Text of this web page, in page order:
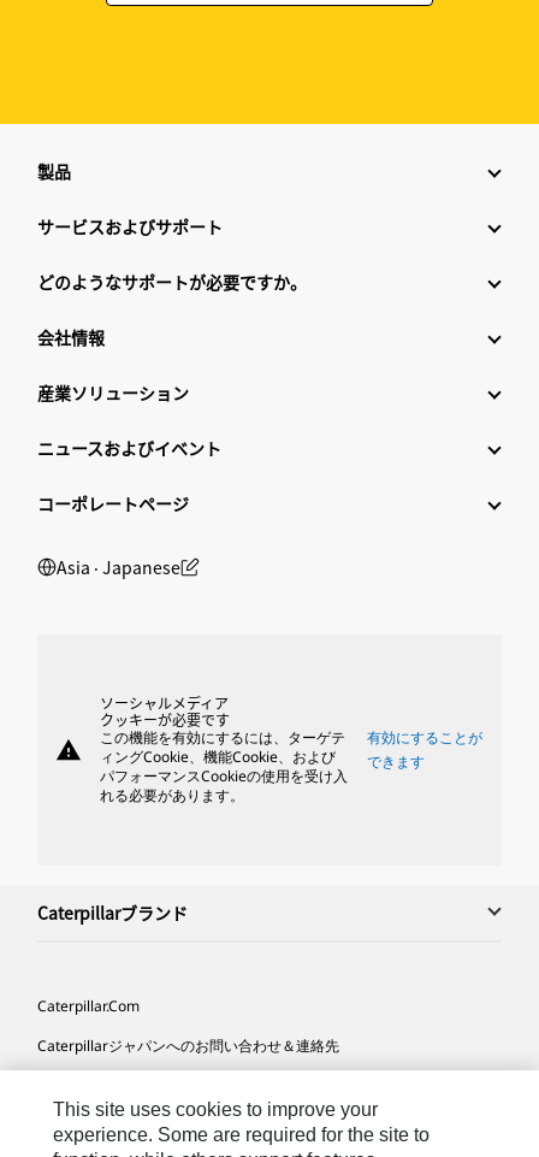
製品
サービスおよびサポート
どのようなサポートが必要ですか。
会社情報
産業ソリューション
ニュースおよびイベント
コーポレートページ
Asia ‧ Japanese
warning
ソーシャルメディア
クッキーが必要です
この機能を有効にするには、ターゲテ
ィングCookie、機能Cookie、および
パフォーマンスCookieの使用を受け入
れる必要があります。
有効にすることが
できます
Caterpillarブランド
Caterpillar.com
Caterpillarジャパンへのお問い合わせ＆連絡先
サイト･マップ
This site uses cookies to improve your
experience. Some are required for the site to